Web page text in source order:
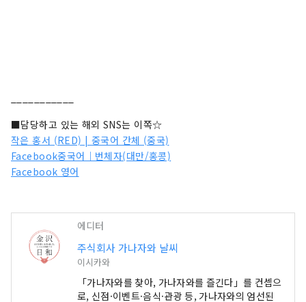
■담당하고 있는 해외 SNS는 이쪽☆
작은 홍서 (RED) | 중국어 간체 (중국)
Facebook중국어｜번체자(대만/홍콩)
Facebook 영어
에디터
주식회사 가나자와 날씨
이시카와
「가나자와를 찾아, 가나자와를 즐긴다」를 컨셉으
로, 신점·이벤트·음식·관광 등, 가나자와의 엄선된